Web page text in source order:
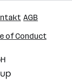
AGB
of Conduct